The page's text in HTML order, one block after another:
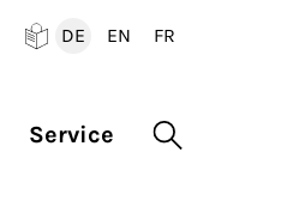
DE
EN
FR
Service Suche